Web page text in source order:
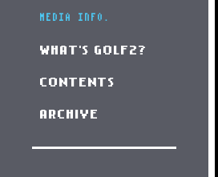
MEDIA INFO.
WHAT'S GOLF2?
CONTENTS
ARCHIVE